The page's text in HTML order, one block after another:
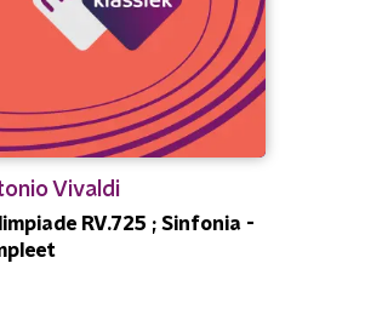
Vivaldi
RV.725 ; Sinfonia -